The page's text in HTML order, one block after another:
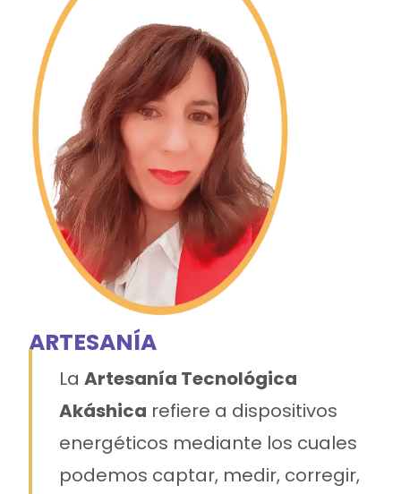
ARTESANÍA
La Artesanía Tecnológica
Akáshica refiere a dispositivos
energéticos mediante los cuales
podemos captar, medir, corregir,